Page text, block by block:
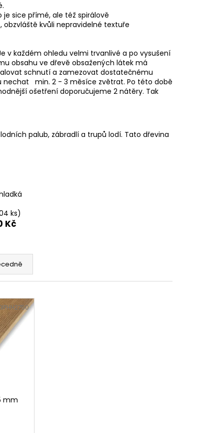
sice přímé, ale též spirálově
kvůli nepravidelné textuře
v každém ohledu velmi trvanlivé a po vysušení
obsahu ve dřevě obsažených látek má
schnutí a zamezovat dostatečnému
nechat min. 2 - 3 měsíce zvětrat. Po této době
ošetření doporučujeme 2 nátěry. Tak
palub, zábradlí a trupů lodí. Tato dřevina
ks)
Kč
mm